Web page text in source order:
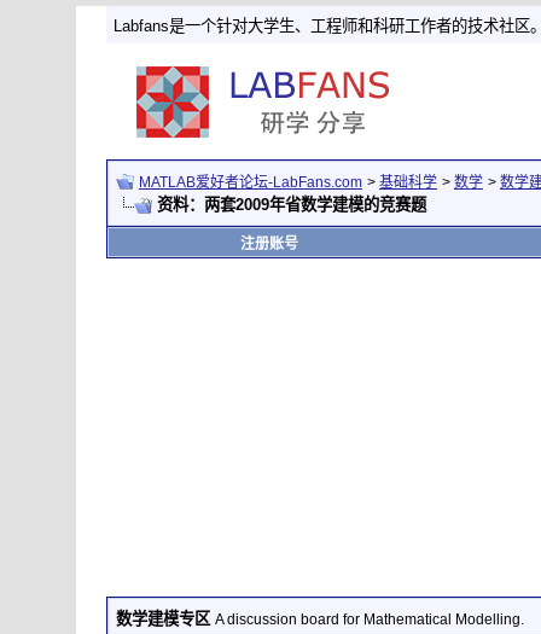
Labfans是一个针对大学生、工程师和科研工作者的技术社区
MATLAB爱好者论坛-LabFans.com > 基础科学 > 数学 > 数学
资料：两套2009年省数学建模的竞赛题
注册账号
数学建模专区 A discussion board for Mathematical Modelling.